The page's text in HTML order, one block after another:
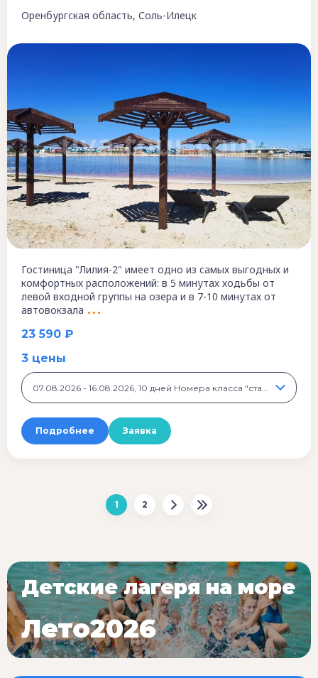
23 590 ₽
Оренбургская область, Соль-Илецк
Гостиница "Лилия-2" имеет одно из самых выгодных и
комфортных расположений: в 5 минутах ходьбы от
левой входной группы на озера и в 7-10 минутах от
автовокзала
3 цены
Подробнее Заявка
1 2
Детские лагеря на море
Лето2026